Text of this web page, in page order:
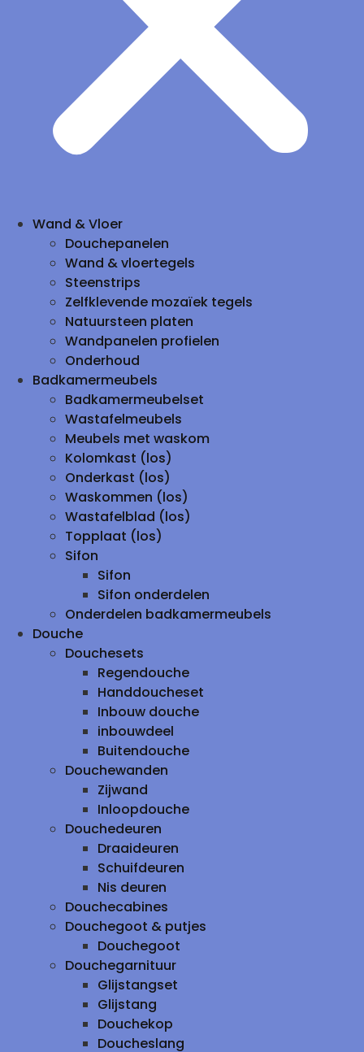
Wand & Vloer
Douchepanelen
Wand & vloertegels
Steenstrips
Zelfklevende mozaïek tegels
Natuursteen platen
Wandpanelen profielen
Onderhoud
Badkamermeubels
Badkamermeubelset
Wastafelmeubels
Meubels met waskom
Kolomkast (los)
Onderkast (los)
Waskommen (los)
Wastafelblad (los)
Topplaat (los)
Sifon
Sifon
Sifon onderdelen
Onderdelen badkamermeubels
Douche
Douchesets
Regendouche
Handdoucheset
Inbouw douche
inbouwdeel
Buitendouche
Douchewanden
Zijwand
Inloopdouche
Douchedeuren
Draaideuren
Schuifdeuren
Nis deuren
Douchecabines
Douchegoot & putjes
Douchegoot
Douchegarnituur
Glijstangset
Glijstang
Douchekop
Doucheslang